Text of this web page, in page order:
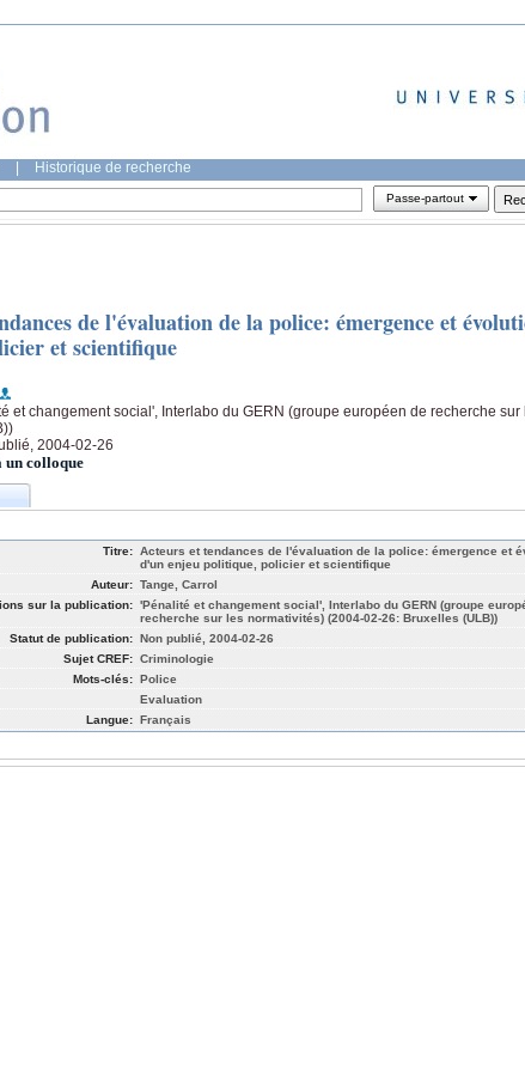
Historique de recherche
Passe-partout
de l'évaluation de la police: émergence et
et scientifique
et changement social', Interlabo du GERN (groupe européen de recherche
2004-02-26
un colloque
Titre: Acteurs et tendances de l'évaluation de la police: émergence et
d'un enjeu politique, policier et scientifique
Auteur: Tange, Carrol
sur la publication: 'Pénalité et changement social', Interlabo du GERN (groupe
recherche sur les normativités) (2004-02-26: Bruxelles (ULB))
Statut de publication: Non publié, 2004-02-26
Sujet CREF: Criminologie
Mots-clés: Police
Evaluation
Langue: Français